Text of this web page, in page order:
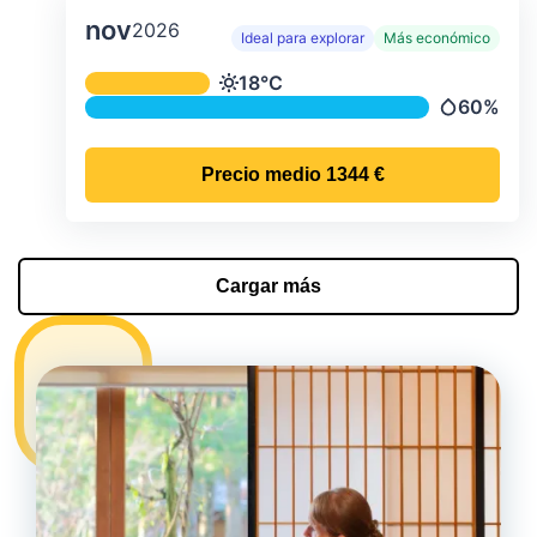
nov2026 Ideal para explorar Más económico
Temperatura y precipitación media
Temperatura
18°C
60%
Precio medio 1344 €
Cargar más